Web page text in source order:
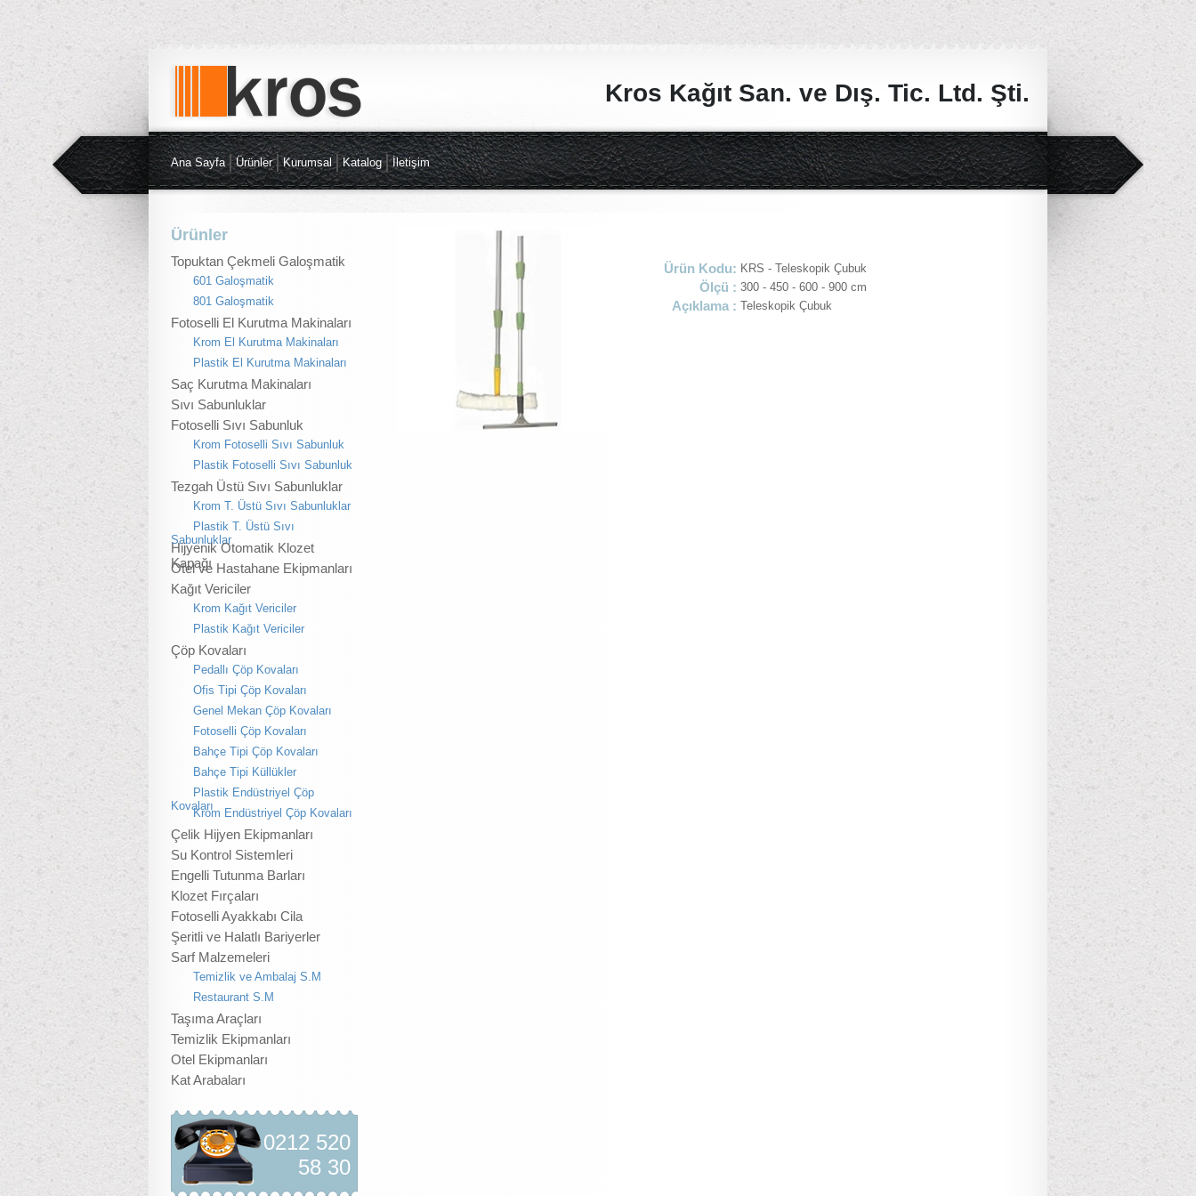
Kros Kağıt San. ve Dış. Tic. Ltd. Şti.
Ana Sayfa Ürünler Kurumsal Katalog İletişim
Ürünler
Topuktan Çekmeli Galoşmatik
601 Galoşmatik
801 Galoşmatik
Fotoselli El Kurutma Makinaları
Krom El Kurutma Makinaları
Plastik El Kurutma Makinaları
Saç Kurutma Makinaları
Sıvı Sabunluklar
Fotoselli Sıvı Sabunluk
Krom Fotoselli Sıvı Sabunluk
Plastik Fotoselli Sıvı Sabunluk
Tezgah Üstü Sıvı Sabunluklar
Krom T. Üstü Sıvı Sabunluklar
Plastik T. Üstü Sıvı
Sabunluklar
Hijyenik Otomatik Klozet
Kapağı
Otel ve Hastahane Ekipmanları
Kağıt Vericiler
Krom Kağıt Vericiler
Plastik Kağıt Vericiler
Çöp Kovaları
Pedallı Çöp Kovaları
Ofis Tipi Çöp Kovaları
Genel Mekan Çöp Kovaları
Fotoselli Çöp Kovaları
Bahçe Tipi Çöp Kovaları
Bahçe Tipi Küllükler
Plastik Endüstriyel Çöp
Kovaları
Krom Endüstriyel Çöp Kovaları
Çelik Hijyen Ekipmanları
Su Kontrol Sistemleri
Engelli Tutunma Barları
Klozet Fırçaları
Fotoselli Ayakkabı Cila
Şeritli ve Halatlı Bariyerler
Sarf Malzemeleri
Temizlik ve Ambalaj S.M
Restaurant S.M
Taşıma Araçları
Temizlik Ekipmanları
Otel Ekipmanları
Kat Arabaları
0212 520
58 30
Ürün Kodu: KRS - Teleskopik Çubuk
Ölçü : 300 - 450 - 600 - 900 cm
Açıklama : Teleskopik Çubuk